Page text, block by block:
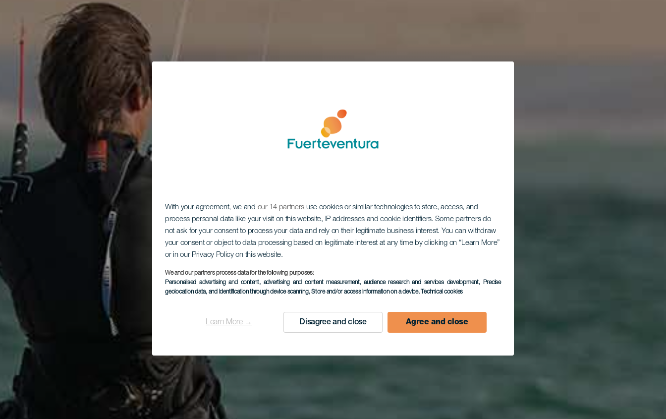
With your agreement, we and our 14 partners use cookies or similar technologies to store, access, and
process personal data like your visit on this website, IP addresses and cookie identifiers. Some partners do
not ask for your consent to process your data and rely on their legitimate business interest. You can withdraw
your consent or object to data processing based on legitimate interest at any time by clicking on “Learn More”
or in our Privacy Policy on this website.
We and our partners process data for the following purposes:
Personalised advertising and content, advertising and content measurement, audience research and services development, Precise
geolocation data, and identification through device scanning, Store and/or access information on a device, Technical cookies
Learn More → Disagree and close Agree and close